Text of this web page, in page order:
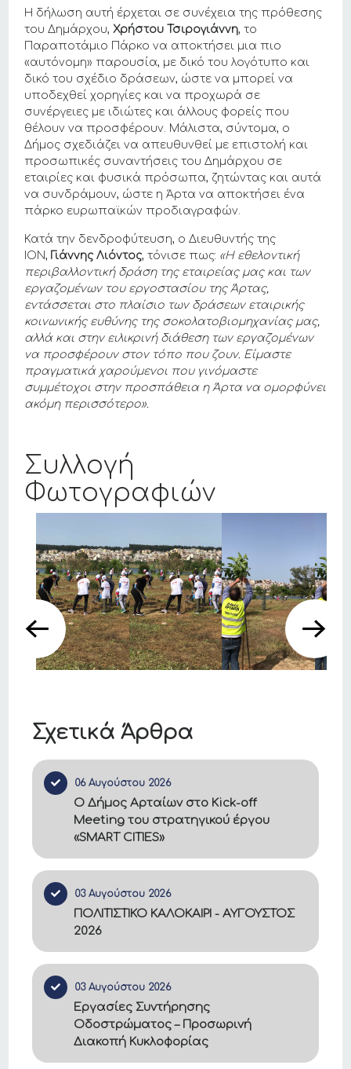
Σχετικά Άρθρα
06 Αυγούστου 2026
Ο Δήμος Αρταίων στο Kick-off
Meeting του στρατηγικού έργου
«SMART CITIES»
03 Αυγούστου 2026
ΠΟΛΙΤΙΣΤΙΚΟ ΚΑΛΟΚΑΙΡΙ - ΑΥΓΟΥΣΤΟΣ
2026
03 Αυγούστου 2026
Εργασίες Συντήρησης
Οδοστρώματος – Προσωρινή
Διακοπή Κυκλοφορίας
Η δήλωση αυτή έρχεται σε συνέχεια της πρόθεσης
του Δημάρχου,Χρήστου Τσιρογιάννη, το
Παραποτάμιο Πάρκο να αποκτήσει μια πιο
«αυτόνομη» παρουσία, με δικό του λογότυπο και
δικό του σχέδιο δράσεων, ώστε να μπορεί να
υποδεχθεί χορηγίες και να προχωρά σε
συνέργειες με ιδιώτες και άλλους φορείς που
θέλουν να προσφέρουν. Μάλιστα, σύντομα, ο
Δήμος σχεδιάζει να απευθυνθεί με επιστολή και
προσωπικές συναντήσεις του Δημάρχου σε
εταιρίες και φυσικά πρόσωπα, ζητώντας και αυτά
να συνδράμουν, ώστε η Άρτα να αποκτήσει ένα
πάρκο ευρωπαϊκών προδιαγραφών.
Κατά την δενδροφύτευση, ο Διευθυντής της
ΙΟΝ,Γιάννης Λιόντος, τόνισε πως: «Η εθελοντική
περιβαλλοντική δράση της εταιρείας μας και των
εργαζομένων του εργοστασίου της Άρτας,
εντάσσεται στο πλαίσιο των δράσεων εταιρικής
κοινωνικής ευθύνης της σοκολατοβιομηχανίας μας,
αλλά και στην ειλικρινή διάθεση των εργαζομένων
να προσφέρουν στον τόπο που ζουν. Είμαστε
πραγματικά χαρούμενοι που γινόμαστε
συμμέτοχοι στην προσπάθεια η Άρτα να ομορφύνει
ακόμη περισσότερο».
Συλλογή
Φωτογραφιών